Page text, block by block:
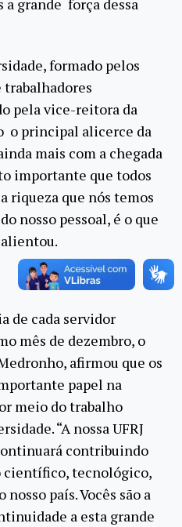
formado pelos
trabalhadores
pela vice-reitora da
o principal alicerce da
mais com a chegada
importante que todos
riqueza que nós temos
nosso pessoal, é o que
de cada servidor
mês de dezembro, o
afirmou que os
papel na
meio do trabalho
“A nossa UFRJ
contribuindo
científico, tecnológico,
país. Vocês são a
a esta grande